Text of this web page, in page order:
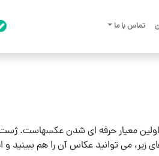
تماس با ما پشتیبانی بله
معیار حرفه ای شدن عکسهاست.
می توانید عکاس آن را هم ببینید